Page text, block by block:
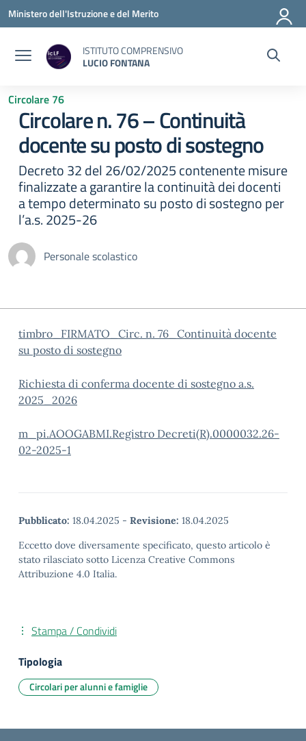
Vai ai contenuti
Vai al menu di navigazione
Vai al footer
Ministero dell'Istruzione e del Merito
ISTITUTO COMPRENSIVO
LUCIO FONTANA
Circolare 76
Circolare n. 76 – Continuità
docente su posto di sostegno
Decreto 32 del 26/02/2025 contenente misure
finalizzate a garantire la continuità dei docenti
a tempo determinato su posto di sostegno per
l’a.s. 2025-26
Personale scolastico
timbro_FIRMATO_Circ. n. 76_Continuità docente
su posto di sostegno
Richiesta di conferma docente di sostegno a.s.
2025_2026
m_pi.AOOGABMI.Registro Decreti(R).0000032.26-
02-2025-1
Pubblicato: 18.04.2025 - Revisione: 18.04.2025
Eccetto dove diversamente specificato, questo articolo è
stato rilasciato sotto Licenza Creative Commons
Attribuzione 4.0 Italia.
Stampa / Condividi
Tipologia
Circolari per alunni e famiglie